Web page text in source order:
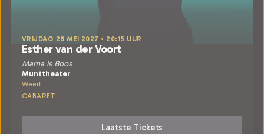
VRIJDAG 28 MEI 2027 • 20:15 UUR
Esther van der Voort
Mama is Boos
Munttheater
Weert
CABARET
Laatste Tickets